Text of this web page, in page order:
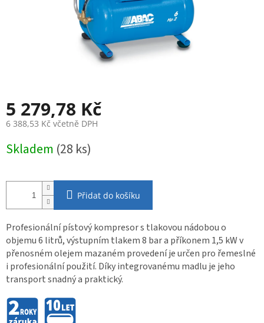
5 279,78 Kč
6 388,53 Kč včetně DPH
cena:
Skladem (28 ks)
Přidat do košíku
Profesionální pístový kompresor s tlakovou nádobou o
objemu 6 litrů, výstupním tlakem 8 bar a příkonem 1,5 kW v
přenosném olejem mazaném provedení je určen pro řemeslné
i profesionální použití. Díky integrovanému madlu je jeho
transport snadný a praktický.